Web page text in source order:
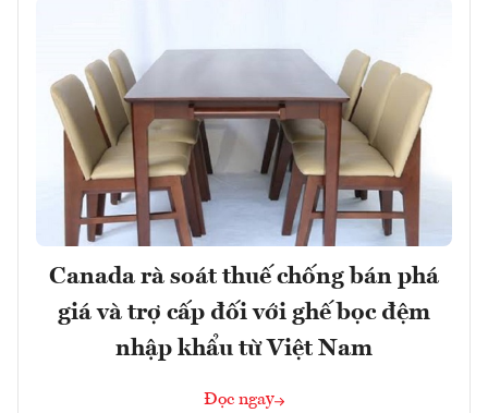
Canada rà soát thuế chống bán phá
giá và trợ cấp đối với ghế bọc đệm
nhập khẩu từ Việt Nam
Đọc ngay